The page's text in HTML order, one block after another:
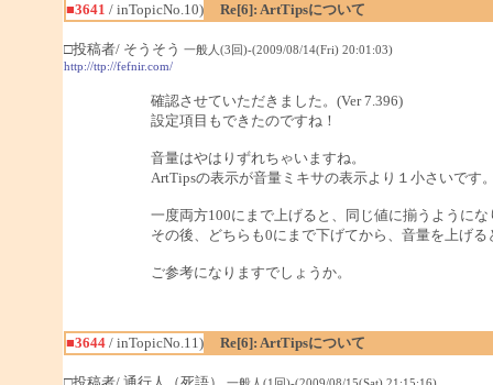
■3641 / inTopicNo.10) Re[6]: ArtTipsについて
□投稿者/ そうそう 一般人(3回)-(2009/08/14(Fri) 20:01:03)
http://ttp://fefnir.com/
確認させていただきました。(Ver 7.396)
設定項目もできたのですね！
音量はやはりずれちゃいますね。
ArtTipsの表示が音量ミキサの表示より１小さいです
一度両方100にまで上げると、同じ値に揃うようにな
その後、どちらも0にまで下げてから、音量を上げる
ご参考になりますでしょうか。
■3644/ inTopicNo.11) Re[6]: ArtTipsについて